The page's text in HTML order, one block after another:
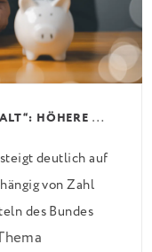
K
FW-FÖRDERUNG „JUNG KAUFT ALT“: HÖHERE KREDITE AB AUGUST 2026
deutlich auf
von Zahl
des Bundes
effektiv